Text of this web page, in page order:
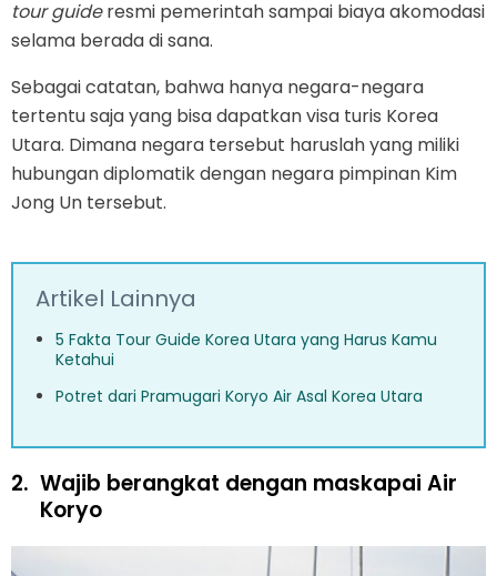
tour guideresmi pemerintah sampai biaya akomodasi
selama berada di sana.
Sebagai catatan, bahwa hanya negara-negara
tertentu saja yang bisa dapatkan visa turis Korea
Utara. Dimana negara tersebut haruslah yang miliki
hubungan diplomatik dengan negara pimpinan Kim
Jong Un tersebut.
Artikel Lainnya
5 Fakta Tour Guide Korea Utara yang Harus Kamu
Ketahui
Potret dari Pramugari Koryo Air Asal Korea Utara
2. Wajib berangkat dengan maskapai Air
Koryo